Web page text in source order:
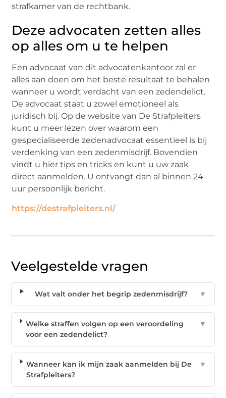
strafkamer van de rechtbank.
Deze advocaten zetten alles
op alles om u te helpen
Een advocaat van dit advocatenkantoor zal er
alles aan doen om het beste resultaat te behalen
wanneer u wordt verdacht van een zedendelict.
De advocaat staat u zowel emotioneel als
juridisch bij. Op de website van De Strafpleiters
kunt u meer lezen over waarom een
gespecialiseerde zedenadvocaat essentieel is bij
verdenking van een zedenmisdrijf. Bovendien
vindt u hier tips en tricks en kunt u uw zaak
direct aanmelden. U ontvangt dan al binnen 24
uur persoonlijk bericht.
https://destrafpleiters.nl/
Veelgestelde vragen
Wat valt onder het begrip zedenmisdrijf? ▼
Welke straffen volgen op een veroordeling
voor een zedendelict?
▼
Wanneer kan ik mijn zaak aanmelden bij De
Strafpleiters?
▼